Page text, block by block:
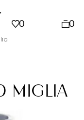
0 0
miglia